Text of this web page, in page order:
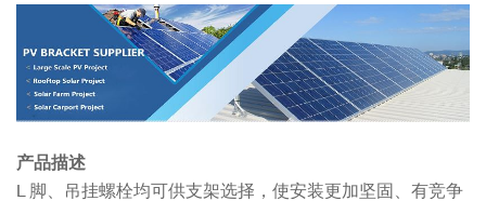
产品描述
L 脚、吊挂螺栓均可供支架选择，使安装更加坚固、有竞争